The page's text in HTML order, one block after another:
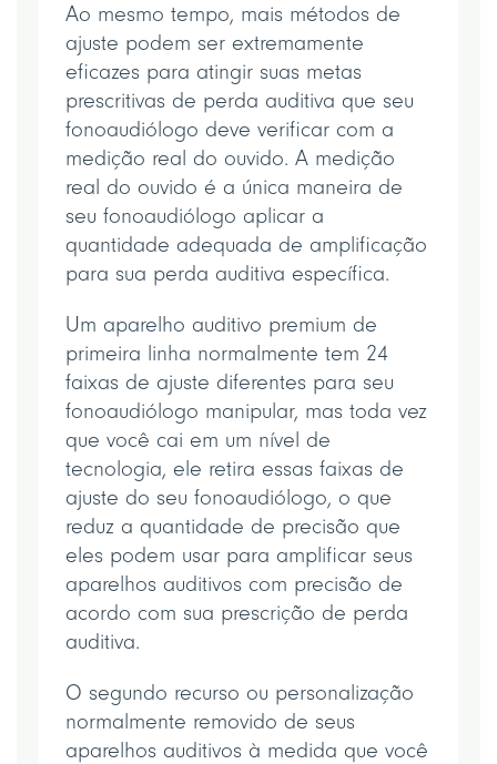
Ao mesmo tempo, mais métodos de
ajuste podem ser extremamente
eficazes para atingir suas metas
prescritivas de perda auditiva que seu
fonoaudiólogo deve verificar com a
medição real do ouvido. A medição
real do ouvido é a única maneira de
seu fonoaudiólogo aplicar a
quantidade adequada de amplificação
para sua perda auditiva específica.
Um aparelho auditivo premium de
primeira linha normalmente tem 24
faixas de ajuste diferentes para seu
fonoaudiólogo manipular, mas toda vez
que você cai em um nível de
tecnologia, ele retira essas faixas de
ajuste do seu fonoaudiólogo, o que
reduz a quantidade de precisão que
eles podem usar para amplificar seus
aparelhos auditivos com precisão de
acordo com sua prescrição de perda
auditiva.
O segundo recurso ou personalização
normalmente removido de seus
aparelhos auditivos à medida que você